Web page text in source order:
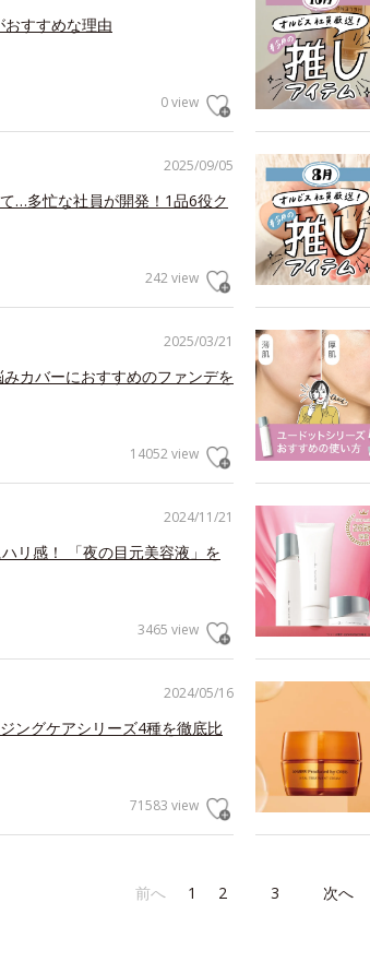
すすめな理由
0 view
2025/09/05
…多忙な社員が開発！1品6役ク
242 view
2025/03/21
カバーにおすすめのファンデを
14052 view
2024/11/21
リ感！ 「夜の目元美容液」を
3465 view
2024/05/16
ングケアシリーズ4種を徹底比
71583 view
前へ 1 2 3 次へ